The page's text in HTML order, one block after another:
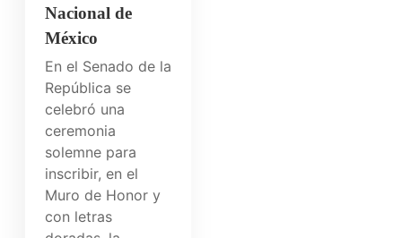
Nacional de
México
En el Senado de la
República se
celebró una
ceremonia
solemne para
inscribir, en el
Muro de Honor y
con letras